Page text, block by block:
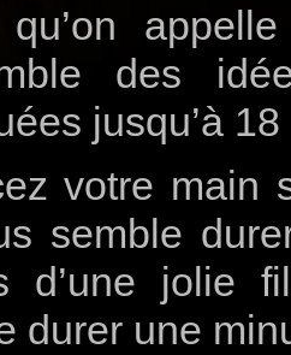
des
jusqu’à
votre main
semble
d’une jolie
durer une